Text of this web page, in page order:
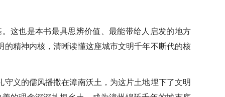
这也是本书最具思辨价值、最能带给人启发的地方
精神内核，清晰读懂这座城市文明千年不断代的核
义的儒风播撒在漳南沃土，为这片土地埋下了文明